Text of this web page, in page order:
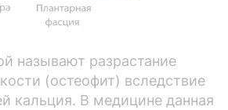
называют разрастание
(остеофит) вследствие
кальция. В медицине данная